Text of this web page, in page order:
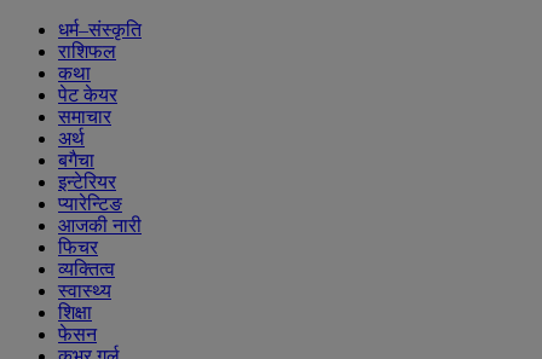
धर्म–संस्कृति
राशिफल
कथा
पेट केयर
समाचार
अर्थ
बगैचा
इन्टेरियर
प्यारेन्टिङ
आजकी नारी
फिचर
व्यक्तित्व
स्वास्थ्य
शिक्षा
फेसन